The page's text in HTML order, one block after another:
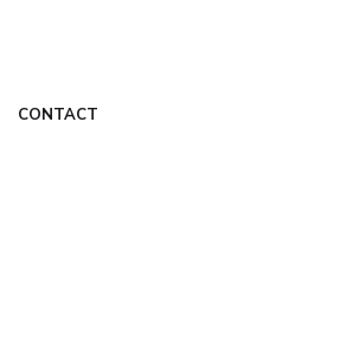
CONTACT